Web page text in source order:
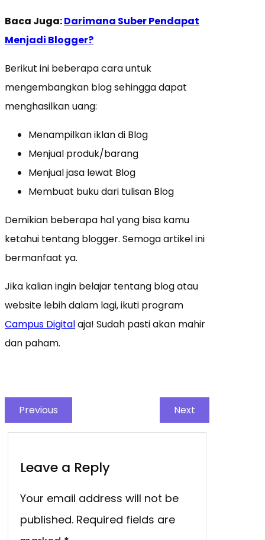
Baca Juga:Darimana Suber Pendapat
Menjadi Blogger?
Berikut ini beberapa cara untuk
mengembangkan blog sehingga dapat
menghasilkan uang:
Menampilkan iklan di Blog
Menjual produk/barang
Menjual jasa lewat Blog
Membuat buku dari tulisan Blog
Demikian beberapa hal yang bisa kamu
ketahui tentang blogger. Semoga artikel ini
bermanfaat ya.
Jika kalian ingin belajar tentang blog atau
website lebih dalam lagi, ikuti program
Campus Digitalaja! Sudah pasti akan mahir
dan paham.
Previous Next
Leave a Reply
Your email address will not be
published. Required fields are